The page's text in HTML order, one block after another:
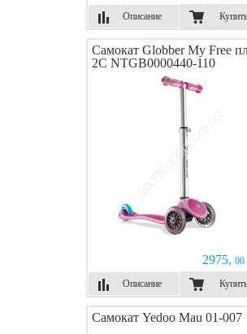
Описание
Купить
Самокат Globber My Free
2C NTGB0000440-110
2975, 00
Описание
Купить
Самокат Yedoo Mau 01-007